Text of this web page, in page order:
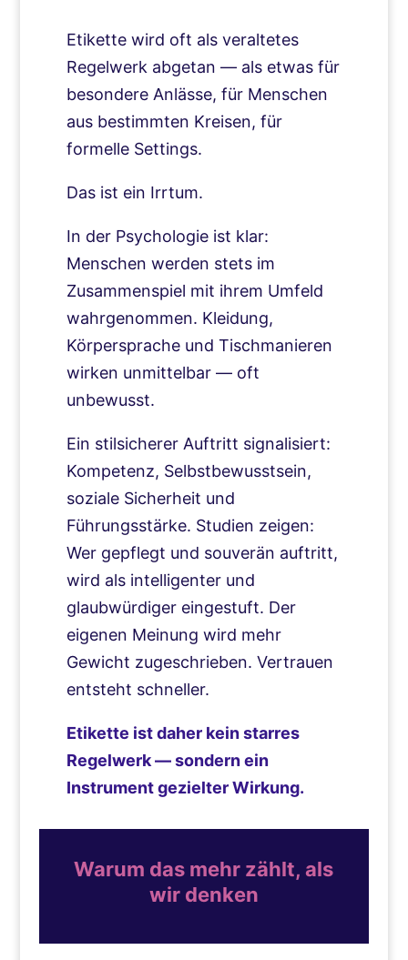
Etikette wird oft als veraltetes
Regelwerk abgetan — als etwas für
besondere Anlässe, für Menschen
aus bestimmten Kreisen, für
formelle Settings.
Das ist ein Irrtum.
In der Psychologie ist klar:
Menschen werden stets im
Zusammenspiel mit ihrem Umfeld
wahrgenommen. Kleidung,
Körpersprache und Tischmanieren
wirken unmittelbar — oft
unbewusst.
Ein stilsicherer Auftritt signalisiert:
Kompetenz, Selbstbewusstsein,
soziale Sicherheit und
Führungsstärke. Studien zeigen:
Wer gepflegt und souverän auftritt,
wird als intelligenter und
glaubwürdiger eingestuft. Der
eigenen Meinung wird mehr
Gewicht zugeschrieben. Vertrauen
entsteht schneller.
Etikette ist daher kein starres
Regelwerk — sondern ein
Instrument gezielter Wirkung.
Warum das mehr zählt, als
wir denken